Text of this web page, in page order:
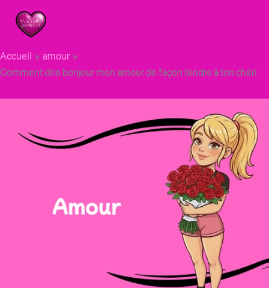
contenu
Accueil
amour
Comment dire bonjour mon amour de façon tendre à ton chéri